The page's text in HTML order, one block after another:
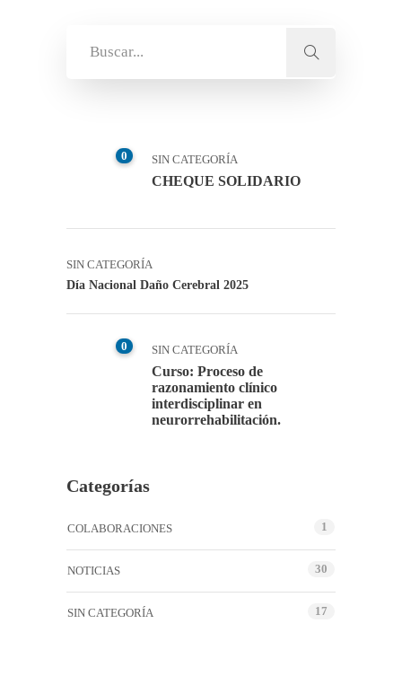
0 SIN CATEGORÍA
CHEQUE SOLIDARIO
SIN CATEGORÍA
Día Nacional Daño Cerebral 2025
0 SIN CATEGORÍA
Curso: Proceso de
razonamiento clínico
interdisciplinar en
neurorrehabilitación.
Categorías
COLABORACIONES 1
NOTICIAS 30
SIN CATEGORÍA 17